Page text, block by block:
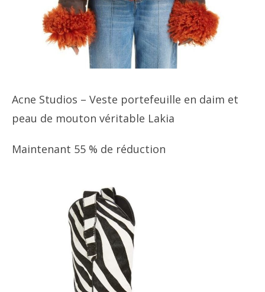
Acne Studios – Veste portefeuille en daim et
peau de mouton véritable Lakia
Maintenant 55 % de réduction